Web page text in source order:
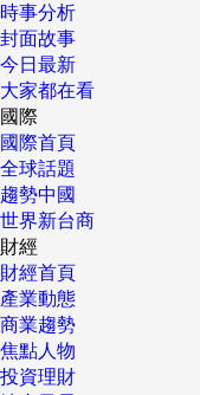
時事分析
封面故事
今日最新
大家都在看
國際
國際首頁
全球話題
趨勢中國
世界新台商
財經
財經首頁
產業動態
商業趨勢
焦點人物
投資理財